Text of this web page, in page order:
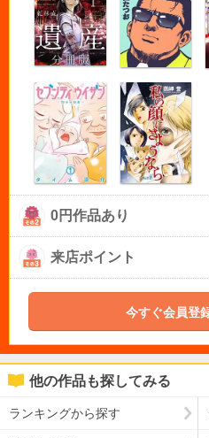
0円作品あり
来店ポイント
今すぐ会員登
他の作品も探してみる
ランキングから探す